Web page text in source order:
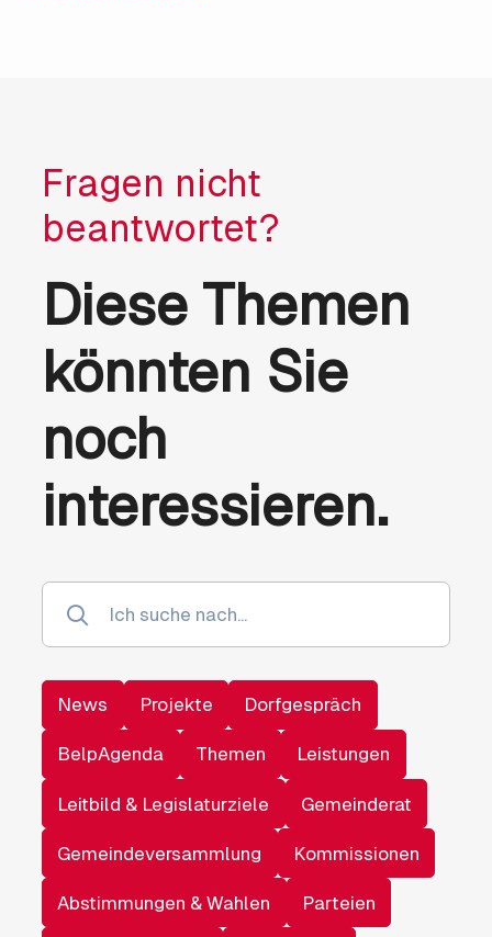
Fragen nicht
beantwortet?
Diese Themen
könnten Sie
noch
interessieren.
News Projekte Dorfgespräch
BelpAgenda Themen Leistungen
Leitbild & Legislaturziele Gemeinderat
Gemeindeversammlung Kommissionen
Abstimmungen & Wahlen Parteien